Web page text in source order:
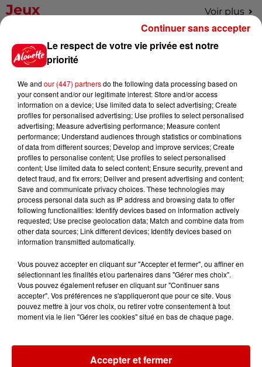
Jeux Voir plus
Le Duel - Gagnez vos entrées
pour l'un des zoos de nos
Gagnez vos places pour le
Festival du Roi Arthur 2026 !
Gagnez vos entrées pour le
Musée du Sport Automobile au
Mans !
Destination Vacances - Gagnez
votre séjour en famille au cœur
de la...
Le respect de votre vie privée est notre
priorité
We and our (447) partnersdo the following data processing based on
your consent and/or our legitimate interest: Store and/or access
information on a device; Use limited data to select advertising; Create
profiles for personalised advertising; Use profiles to select personalised
advertising; Measure advertising performance; Measure content
performance; Understand audiences through statistics or combinations
of data from different sources; Develop and improve services; Create
profiles to personalise content; Use profiles to select personalised
content; Use limited data to select content; Ensure security, prevent and
detect fraud, and fix errors; Deliver and present advertising and content;
Save and communicate privacy choices. These technologies may
process personal data such as IP address and browsing data to offer
following functionalities: Identify devices based on information actively
requested; Use precise geolocation data; Match and combine data from
other data sources; Link different devices; Identify devices based on
information transmitted automatically.
Vous pouvez accepter en cliquant sur "Accepter et fermer", ou affiner en
sélectionnant les finalités et/ou partenaires dans "Gérer mes choix".
Vous pouvez également refuser en cliquant sur "Continuer sans
accepter". Vos préférences ne s'appliqueront que pour ce site. Vous
pouvez mettre à jour vos choix, ou retirer votre consentement à tout
moment via le lien "Gérer les cookies" situé en bas de chaque page.
Accepter et fermer
Continuer sans accepter